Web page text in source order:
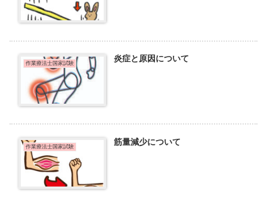
作業療法士国家試験 炎症と原因について
作業療法士国家試験 筋量減少について